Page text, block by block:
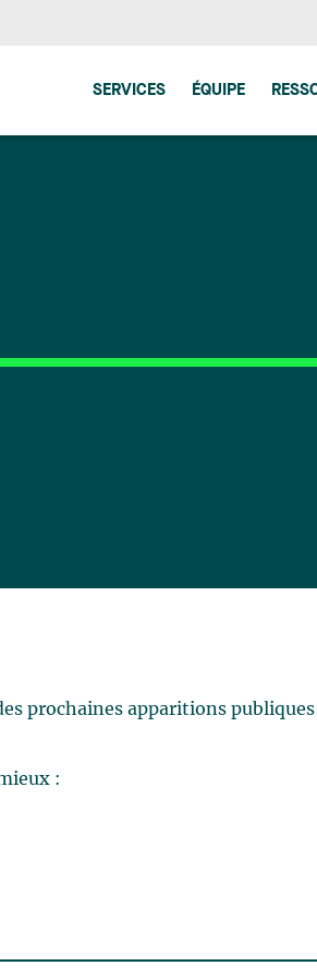
SERVICES ÉQUIPE
prochaines apparitions publiques
: